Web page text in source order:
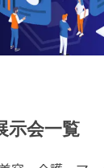
示会一覧